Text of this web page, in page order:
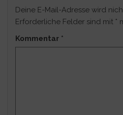
Deine E-Mail-Adresse wird
Erforderliche Felder sind mit *
Kommentar *